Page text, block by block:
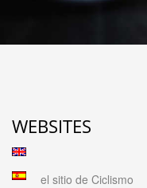
WEBSITES
el sitio de Ciclismo